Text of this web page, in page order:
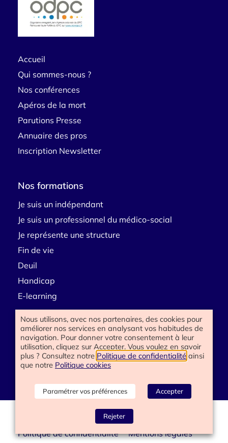
Accueil
Qui sommes-nous ?
Nos conférences
Apéros de la mort
Parutions Presse
Annuaire des pros
Inscription Newsletter
Nos formations
Je suis un indépendant
Je suis un professionnel du médico-social
Je représente une structure
Fin de vie
Deuil
Handicap
E-learning
Besoin d’aide
Contactez-nous
www.happyend.life 2025
Politique de confidentialité
Mentions légales
Nous utilisons, avec nos partenaires, des cookies pour
améliorer nos services en analysant vos habitudes de
navigation. Pour donner votre consentement à leur
utilisation, cliquez sur Accepter. Vous voulez en savoir
plus ? Consultez notre Politique de confidentialité ainsi
que notre Politique cookies
Paramétrer vos préférences Accepter
Rejeter